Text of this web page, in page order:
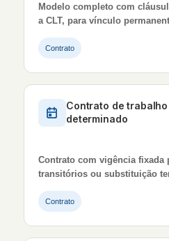
Modelo completo com
a CLT, para vínculo
Contrato
Contrato de
determinado
Contrato com vigência fixada
transitórios ou substituição
Contrato